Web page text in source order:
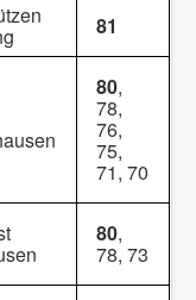
81
80,
78,
76,
75,
71, 70
80,
78, 73